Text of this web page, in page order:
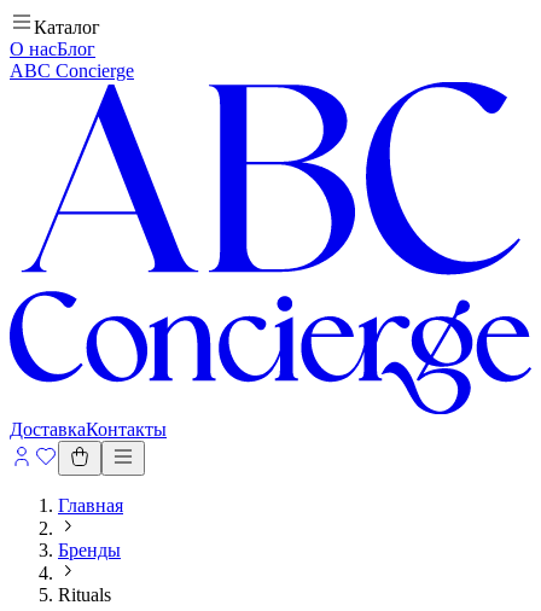
Каталог
О насБлог
ABC Concierge
ДоставкаКонтакты
Главная
Бренды
Rituals